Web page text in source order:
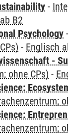
-
B2
Psychology -
- Englisch
-
ohne CPs) -